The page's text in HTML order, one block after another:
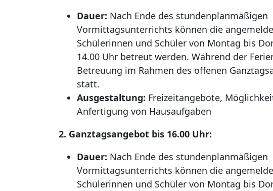
Dauer: Nach Ende des stundenplanmäßigen
Vormittagsunterrichts können die
Schülerinnen und Schüler von Montag bis
14.00 Uhr betreut werden. Während der
Betreuung im Rahmen des offenen
statt.
Ausgestaltung: Freizeitangebote,
Anfertigung von Hausaufgaben
2. Ganztagsangebot bis 16.00 Uhr:
Dauer: Nach Ende des stundenplanmäßigen
Vormittagsunterrichts können die
Schülerinnen und Schüler von Montag bis